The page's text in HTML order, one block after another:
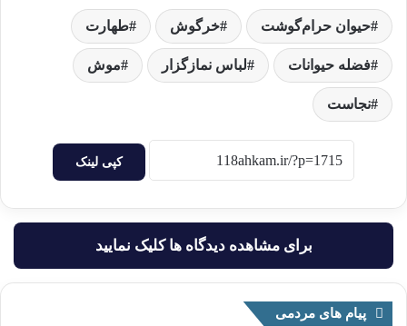
حیوان حرام‌گوشت خرگوش طهارت
فضله حیوانات لباس نمازگزار موش
نجاست
کپی لینک
برای مشاهده دیدگاه ها کلیک نمایید
پیام های مردمی